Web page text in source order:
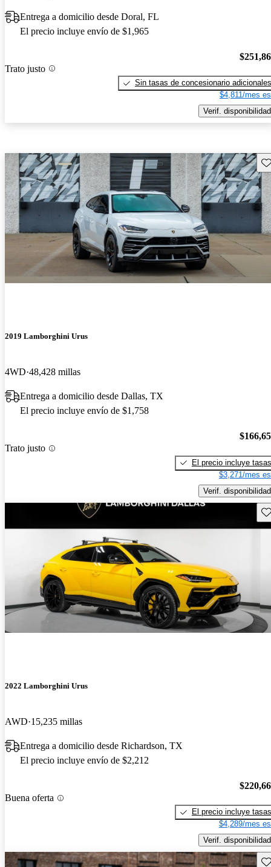
Entrega a domicilio desde Doral, FL
El precio incluye envío de $1,965
Trato justo
Sin tasas de concesionario adicionales
$4,811/mes
Verif. disponibilidad
2019 Lamborghini Urus
4WD 48,428 millas
Entrega a domicilio desde Dallas, TX
El precio incluye envío de $1,758
Trato justo
El precio incluye tasas
$3,271/mes
Verif. disponibilidad
2022 Lamborghini Urus
AWD 15,235 millas
Entrega a domicilio desde Richardson, TX
El precio incluye envío de $2,212
Buena oferta
El precio incluye tasas
$4,289/mes
Verif. disponibilidad